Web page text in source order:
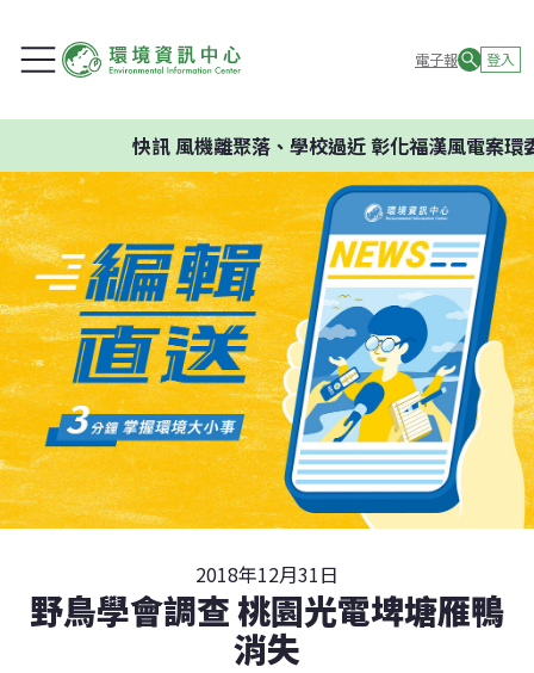
電子報 登入
快訊風機離聚落、學校過近 彰化福漢風電案環委
2018年12月31日
野鳥學會調查 桃園光電埤塘雁鴨
消失